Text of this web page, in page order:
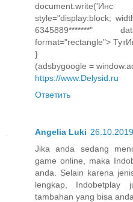
style="display:block;
6345889*******"
format="rectangle">
}
(adsbygoogle =
https://www.Delysid.ru
Ответить
Angelia Luki
Jika anda sedang
game online, maka
anda. Selain karena
lengkap, Indobetplay
tambahan yang bisa